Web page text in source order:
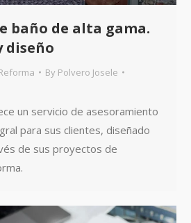
baño de alta gama.
diseño
By Polvero Josele
un servicio de asesoramiento
para sus clientes, diseñado
de sus proyectos de